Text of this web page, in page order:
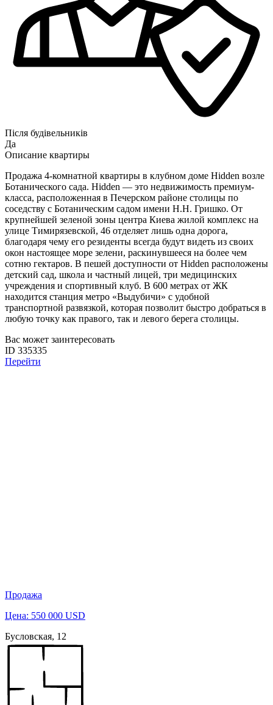
Після будівельників
Да
Описание квартиры
Продажа 4-комнатной квартиры в клубном доме Hidden возле
Ботанического сада. Hidden — это недвижимость премиум-
класса, расположенная в Печерском районе столицы по
соседству с Ботаническим садом имени Н.Н. Гришко. От
крупнейшей зеленой зоны центра Киева жилой комплекс на
улице Тимирязевской, 46 отделяет лишь одна дорога,
благодаря чему его резиденты всегда будут видеть из своих
окон настоящее море зелени, раскинувшееся на более чем
сотню гектаров. В пешей доступности от Hidden расположены
детский сад, школа и частный лицей, три медицинских
учреждения и спортивный клуб. В 600 метрах от ЖК
находится станция метро «Выдубичи» с удобной
транспортной развязкой, которая позволит быстро добраться в
любую точку как правого, так и левого берега столицы.
Вас может заинтересовать
ID 335335
Перейти
Продажа
Цена: 550 000 USD
Бусловская, 12